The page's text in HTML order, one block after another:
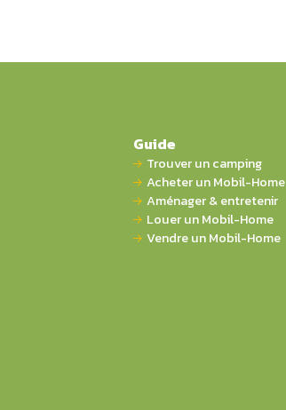
Guide
Trouver un camping
Acheter un Mobil-Home
Aménager & entretenir
Louer un Mobil-Home
Vendre un Mobil-Home